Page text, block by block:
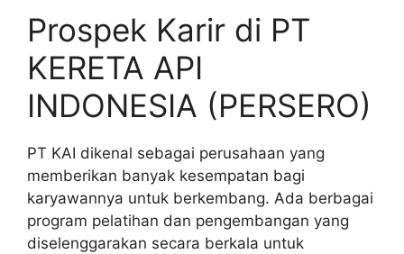
Prospek Karir di PT
KERETA API
INDONESIA (PERSERO)
PT KAI dikenal sebagai perusahaan yang
memberikan banyak kesempatan bagi
karyawannya untuk berkembang. Ada berbagai
program pelatihan dan pengembangan yang
diselenggarakan secara berkala untuk